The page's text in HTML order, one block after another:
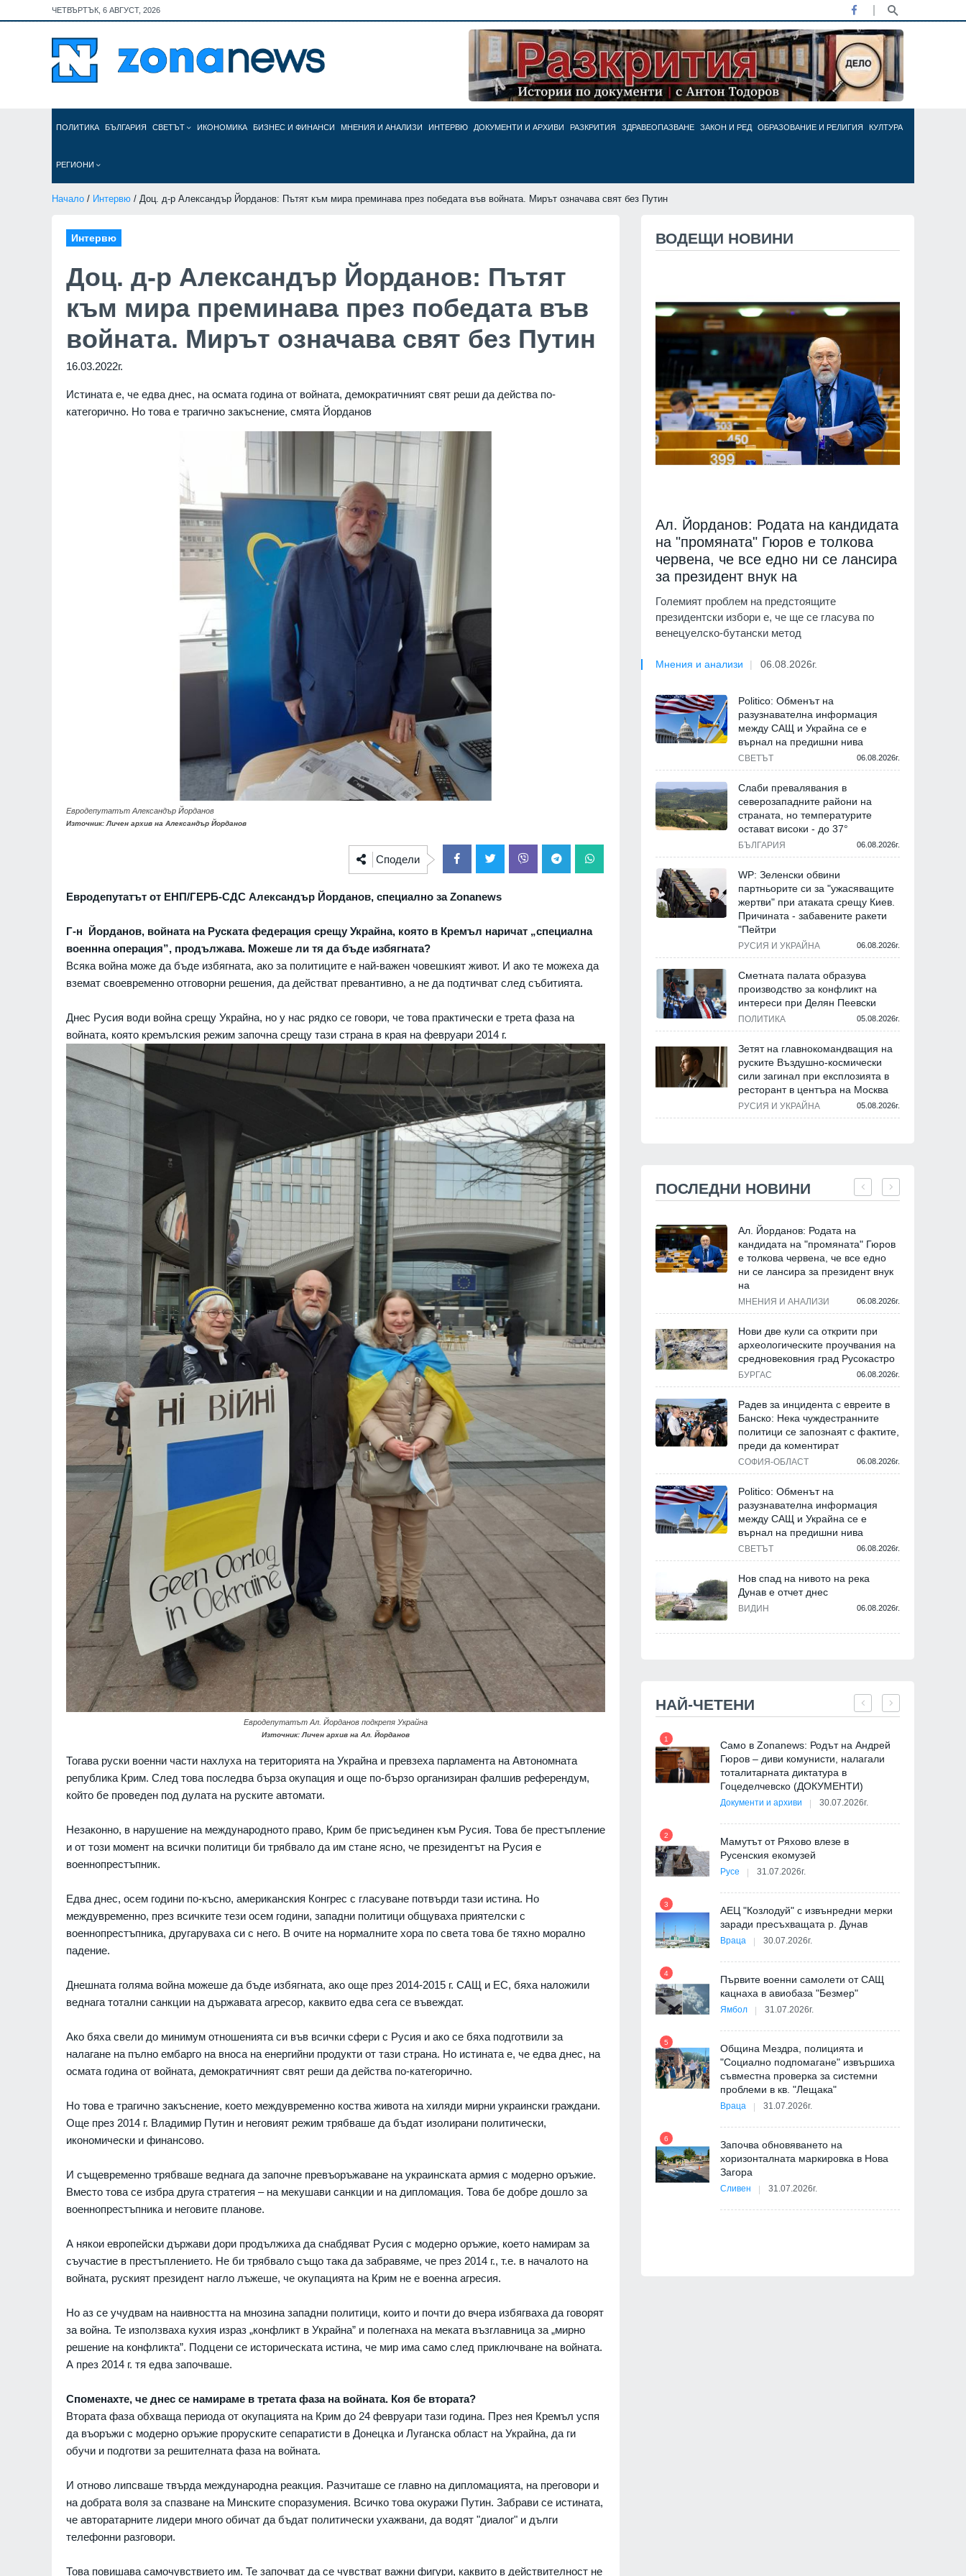
ЧЕТВЪРТЪК, 6 АВГУСТ, 2026
ПОЛИТИКА БЪЛГАРИЯ СВЕТЪТ ИКОНОМИКА БИЗНЕС И ФИНАНСИ МНЕНИЯ И АНАЛИЗИ ИНТЕРВЮ ДОКУМЕНТИ И АРХИВИ РАЗКРИТИЯ ЗДРАВЕОПАЗВАНЕ ЗАКОН И РЕД ОБРАЗОВАНИЕ И РЕЛИГИЯ КУЛТУРА
РЕГИОНИ
Начало / Интервю / Доц. д-р Александър Йорданов: Пътят към мира преминава през победата във войната. Мирът означава свят без Путин
Интервю
Доц. д-р Александър Йорданов: Пътят
към мира преминава през победата във
войната. Мирът означава свят без Путин
16.03.2022г.
Истината е, че едва днес, на осмата година от войната, демократичният свят реши да действа по-
категорично. Но това е трагично закъснение, смята Йорданов
Евродепутатът Александър Йорданов
Източник: Личен архив на Александър Йорданов
Сподели
Евродепутатът от ЕНП/ГЕРБ-СДС Александър Йорданов, специално за Zonanews
Г-н Йорданов, войната на Руската федерация срещу Украйна, която в Кремъл наричат „специална
военнна операция”, продължава. Можеше ли тя да бъде избягната?
Всяка война може да бъде избягната, ако за политиците e най-важен човешкият живот. И ако те можеха да
вземат своевременно отговорни решения, да действат превантивно, а не да подтичват след събитията.
Днес Русия води война срещу Украйна, но у нас рядко се говори, че това практически е трета фаза на
войната, която кремълския режим започна срещу тази страна в края на февруари 2014 г.
Евродепутатът Ал. Йорданов подкрепя Украйна
Източник: Личен архив на Ал. Йорданов
Тогава руски военни части нахлуха на територията на Украйна и превзеха парламента на Автономната
република Крим. След това последва бърза окупация и още по-бързо организиран фалшив референдум,
който бе проведен под дулата на руските автомати.
Незаконно, в нарушение на международното право, Крим бе присъединен към Русия. Това бе престъпление
и от този момент на всички политици би трябвало да им стане ясно, че президентът на Русия е
военнопрестъпник.
Едва днес, осем години по-късно, американския Конгрес с гласуване потвърди тази истина. Но
междувременно, през всичките тези осем години, западни политици общуваха приятелски с
военнопрестъпника, другаруваха си с него. В очите на нормалните хора по света това бе тяхно морално
падение.
Днешната голяма война можеше да бъде избягната, ако още през 2014-2015 г. САЩ и ЕС, бяха наложили
веднага тотални санкции на държавата агресор, каквито едва сега се въвеждат.
Ако бяха свели до минимум отношенията си във всички сфери с Русия и ако се бяха подготвили за
налагане на пълно ембарго на вноса на енергийни продукти от тази страна. Но истината е, че едва днес, на
осмата година от войната, демократичният свят реши да действа по-категорично.
Но това е трагично закъснение, което междувременно коства живота на хиляди мирни украински граждани.
Още през 2014 г. Владимир Путин и неговият режим трябваше да бъдат изолирани политически,
икономически и финансово.
И същевременно трябваше веднага да започне превъоръжаване на украинската армия с модерно оръжие.
Вместо това се избра друга стратегия – на мекушави санкции и на дипломация. Това бе добре дошло за
военнопрестъпника и неговите планове.
А някои европейски държави дори продължиха да снабдяват Русия с модерно оръжие, което намирам за
съучастие в престъплението. Не би трябвало също така да забравяме, че през 2014 г., т.е. в началото на
войната, руският президент нагло лъжеше, че окупацията на Крим не е военна агресия.
Но аз се учудвам на наивността на мнозина западни политици, които и почти до вчера избягваха да говорят
за война. Те използваха кухия израз „конфликт в Украйна” и полегнаха на меката възглавница за „мирно
решение на конфликта”. Подцени се историческата истина, че мир има само след приключване на войната.
А през 2014 г. тя едва започваше.
Споменахте, че днес се намираме в третата фаза на войната. Коя бе втората?
Втората фаза обхваща периода от окупацията на Крим до 24 февруари тази година. През нея Кремъл успя
да въоръжи с модерно оръжие проруските сепаратисти в Донецка и Луганска област на Украйна, да ги
обучи и подготви за решителната фаза на войната.
И отново липсваше твърда международна реакция. Разчиташе се главно на дипломацията, на преговори и
на добрата воля за спазване на Минските споразумения. Всичко това окуражи Путин. Забрави се истината,
че авторатарните лидери много обичат да бъдат политически ухажвани, да водят "диалог" и дълги
телефонни разговори.
Това повишава самочувствието им. Те започват да се чувстват важни фигури, каквито в действителност не
ВОДЕЩИ НОВИНИ
Ал. Йорданов: Родата на кандидата
на "промяната" Гюров е толкова
червена, че все едно ни се лансира
за президент внук на
Големият проблем на предстоящите
президентски избори е, че ще се гласува по
венецуелско-бутански метод
Мнения и анализи 06.08.2026г.
Politico: Обменът на
разузнавателна информация
между САЩ и Украйна се е
върнал на предишни нива
СВЕТЪТ 06.08.2026г.
Слаби превалявания в
северозападните райони на
страната, но температурите
остават високи - до 37°
БЪЛГАРИЯ 06.08.2026г.
WP: Зеленски обвини
партньорите си за "ужасяващите
жертви" при атаката срещу Киев.
Причината - забавените ракети
"Пейтри
РУСИЯ И УКРАЙНА 06.08.2026г.
Сметната палата образува
производство за конфликт на
интереси при Делян Пеевски
ПОЛИТИКА 05.08.2026г.
Зетят на главнокомандващия на
руските Въздушно-космически
сили загинал при експлозията в
ресторант в центъра на Москва
РУСИЯ И УКРАЙНА 05.08.2026г.
ПОСЛЕДНИ НОВИНИ
Слаби превалявания в
северозападните райони на
страната, но температурите
остават високи - до 37°
БЪЛГАРИЯ 06.08.2026г.
Общинските съветници в Балчик
ще обсъдят годишния план за
социалните услуги за 2027
година
06.08.2026г.
WP: Зеленски обвини
партньорите си за "ужасяващите
жертви" при атаката срещу Киев.
Причината - забавените ракети
РУСИЯ И УКРАЙНА 06.08.2026г.
Преображение Господне е –
започва преходът от лятото към
ОБРАЗОВАНИЕ И РЕЛИГИЯ 06.08.2026г.
Няма да бъдат закривани
работещи структури в системата
на държавния здравен контрол
ЗДРАВЕОПАЗВАНЕ 05.08.2026г.
"Френска целувка" на остров
"Света Анастасия" на 6 август
05.08.2026г.
Сметната палата образува
производство за конфликт на
интереси при Делян Пеевски
ПОЛИТИКА 05.08.2026г.
Делото на държавата за
Пловдивския панаир зависи от
министъра на финансите
ПЛОВДИВ
Зетят на главнокомандващия на
руските Въздушно-космически
сили загинал при експлозията в
ресторант в центъра на Москва
РУСИЯ И УКРАЙНА
Нов институт ще изследва
средновековното културно
наследство на Балканите
КУЛТУРА
Ал. Йорданов: Родата на
кандидата на "промяната" Гюров
е толкова червена, че все едно
ни се лансира за президент внук
на
МНЕНИЯ И АНАЛИЗИ 06.08.2026г.
Нови две кули са открити при
археологическите проучвания на
средновековния град Русокастро
БУРГАС 06.08.2026г.
Радев за инцидента с евреите в
Банско: Нека чуждестранните
политици се запознаят с фактите,
преди да коментират
СОФИЯ-ОБЛАСТ 06.08.2026г.
Politico: Обменът на
разузнавателна информация
между САЩ и Украйна се е
върнал на предишни нива
СВЕТЪТ 06.08.2026г.
Нов спад на нивото на река
Дунав е отчет днес
ВИДИН 06.08.2026г.
НАЙ-ЧЕТЕНИ
е пешеходна зона в събота и неделя
до 22 ч.
Водолази издирват мъж, паднал от
джет в язовир Доспат
Новото издание на кампанията на
библиотеки 2026" започва днес в
Южния парк
10
Проект RESCALE ще подкрепи 200
малки и средни предприятия от
развитие на стойност 6 млн.
Бизнес и финанси 30.07.2026г.
одобри разкриването на нови
The Times: Август 2026 г. може да се
за Путин и Русия
Русия и Украйна
започнала данъчна ревизия на
Руския културно-информационен
център
14
Нови осигурителни прагове и
правила от 1 август
15
Образование и религия
Бюрото по труда в Русе призовава
търсещите работа да бъдат
Русе 30.07.2026г.
17
управляващите запазват значителна
Кой подслушва в Община Горна
Оряховица? Още преди три години
открили микрофон със SIM карта,
1
Само в Zonanews: Родът на Андрей
Гюров – диви комунисти, налагали
тоталитарната диктатура в
Гоцеделчевско (ДОКУМЕНТИ)
Документи и архиви 30.07.2026г.
2
Мамутът от Ряхово влезе в
Русенския екомузей
Русе 31.07.2026г.
3
АЕЦ "Козлодуй" с извънредни мерки
заради пресъхващата р. Дунав
Враца 30.07.2026г.
4
Първите военни самолети от САЩ
кацнаха в авиобаза "Безмер"
Ямбол 31.07.2026г.
5
Община Мездра, полицията и
"Социално подпомагане" извършиха
съвместна проверка за системни
проблеми в кв. "Лещака"
Враца 31.07.2026г.
6
Започва обновяването на
хоризонталната маркировка в Нова
Загора
Сливен 31.07.2026г.